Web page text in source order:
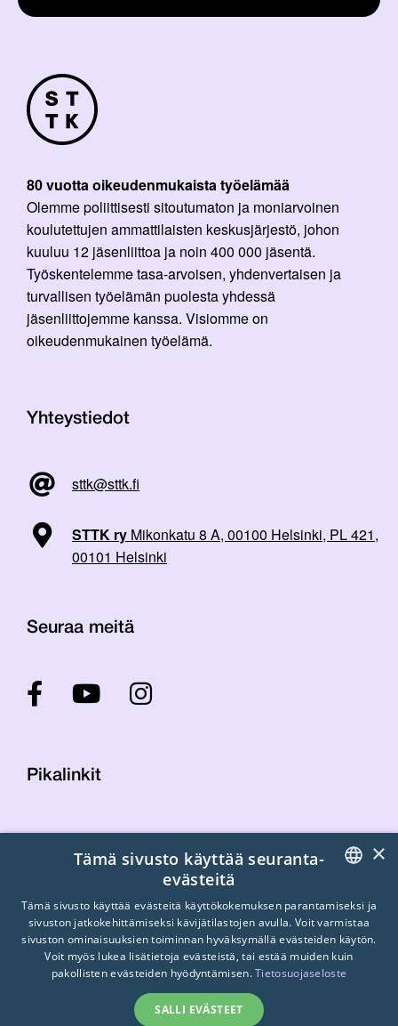
80 vuotta oikeudenmukaista työelämää
Olemme poliittisesti sitoutumaton ja moniarvoinen
koulutettujen ammattilaisten keskusjärjestö, johon
kuuluu 12 jäsenliittoa ja noin 400 000 jäsentä.
Työskentelemme tasa-arvoisen, yhdenvertaisen ja
turvallisen työelämän puolesta yhdessä
jäsenliittojemme kanssa. Visiomme on
oikeudenmukainen työelämä.
Yhteystiedot
sttk@sttk.fi
STTK ry Mikonkatu 8 A, 00100 Helsinki, PL 421,
00101 Helsinki
Seuraa meitä
Pikalinkit
Laskutustiedot
Tietosuojaseloste
Turvallisemman tilan periaatteet
FINNISH
SWEDISH
×
Tämä sivusto käyttää seuranta-
evästeitä
Tämä sivusto käyttää evästeitä käyttökokemuksen parantamiseksi ja
sivuston jatkokehittämiseksi kävijätilastojen avulla. Voit varmistaa
sivuston ominaisuuksien toiminnan hyväksymällä evästeiden käytön.
Voit myös lukea lisätietoja evästeistä, tai estää muiden kuin
pakollisten evästeiden hyödyntämisen.Tietosuojaseloste
SALLI EVÄSTEET